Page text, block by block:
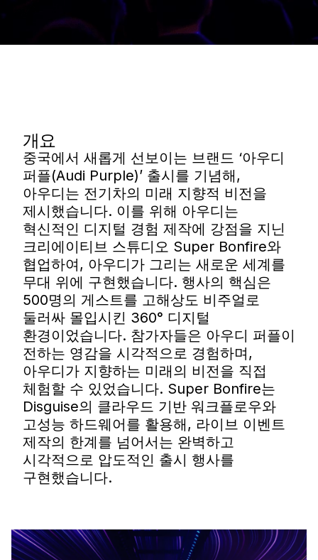
개요
중국에서 새롭게 선보이는 브랜드 ‘아우디
퍼플(Audi Purple)’ 출시를 기념해,
아우디는 전기차의 미래 지향적 비전을
제시했습니다. 이를 위해 아우디는
혁신적인 디지털 경험 제작에 강점을 지닌
크리에이티브 스튜디오 Super Bonfire와
협업하여, 아우디가 그리는 새로운 세계를
무대 위에 구현했습니다. 행사의 핵심은
500명의 게스트를 고해상도 비주얼로
둘러싸 몰입시킨 360° 디지털
환경이었습니다. 참가자들은 아우디 퍼플이
전하는 영감을 시각적으로 경험하며,
아우디가 지향하는 미래의 비전을 직접
체험할 수 있었습니다. Super Bonfire는
Disguise의 클라우드 기반 워크플로우와
고성능 하드웨어를 활용해, 라이브 이벤트
제작의 한계를 넘어서는 완벽하고
시각적으로 압도적인 출시 행사를
구현했습니다.